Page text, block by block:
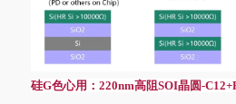
硅G色心用：220nm高阻SOI晶圆-